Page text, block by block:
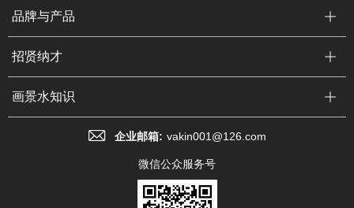
品牌与产品
招贤纳才
画景水知识
企业邮箱: vakin001@126.com
微信公众服务号